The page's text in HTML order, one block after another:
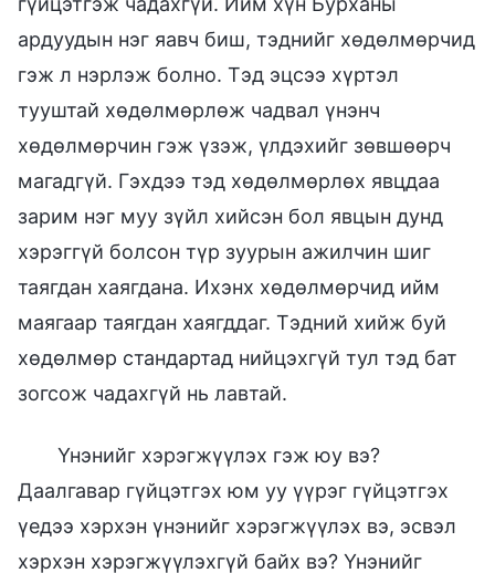
ардуудын нэг яавч биш, тэднийг хөдөлмөрчид
гэж л нэрлэж болно. Тэд эцсээ хүртэл
тууштай хөдөлмөрлөж чадвал үнэнч
хөдөлмөрчин гэж үзэж, үлдэхийг зөвшөөрч
магадгүй. Гэхдээ тэд хөдөлмөрлөх явцдаа
зарим нэг муу зүйл хийсэн бол явцын дунд
хэрэггүй болсон түр зуурын ажилчин шиг
таягдан хаягдана. Ихэнх хөдөлмөрчид ийм
маягаар таягдан хаягддаг. Тэдний хийж буй
хөдөлмөр стандартад нийцэхгүй тул тэд бат
зогсож чадахгүй нь лавтай.
Үнэнийг хэрэгжүүлэх гэж юу вэ?
Даалгавар гүйцэтгэх юм уу үүрэг гүйцэтгэх
үедээ хэрхэн үнэнийг хэрэгжүүлэх вэ, эсвэл
хэрхэн хэрэгжүүлэхгүй байх вэ? Үнэнийг